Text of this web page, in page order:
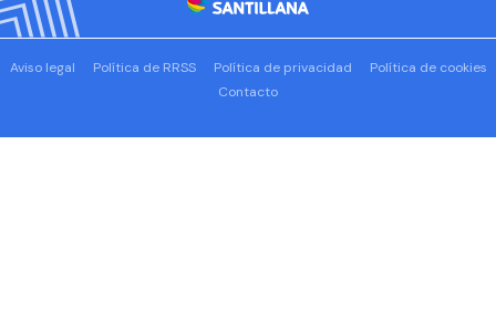
Aviso legal Política de RRSS Política de privacidad
Política de cookies
Contacto